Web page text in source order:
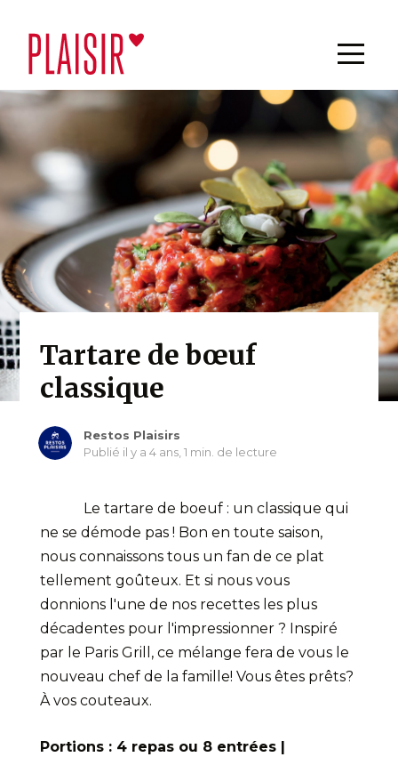
Tartare de bœuf
classique
Restos Plaisirs
Publié il y a 4 ans, 1 min. de lecture
Le tartare de boeuf : un classique qui
ne se démode pas ! Bon en toute saison,
nous connaissons tous un fan de ce plat
tellement goûteux. Et si nous vous
donnions l'une de nos recettes les plus
décadentes pour l'impressionner ? Inspiré
par le Paris Grill, ce mélange fera de vous le
nouveau chef de la famille! Vous êtes prêts?
À vos couteaux.
Portions : 4 repas ou 8 entrées |